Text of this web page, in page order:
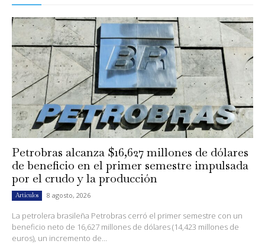
Petrobras alcanza $16,627 millones de dólares
de beneficio en el primer semestre impulsada
por el crudo y la producción
Artículos 8 agosto, 2026
La petrolera brasileña Petrobras cerró el primer semestre con un
beneficio neto de 16,627 millones de dólares (14,423 millones de
euros), un incremento de...